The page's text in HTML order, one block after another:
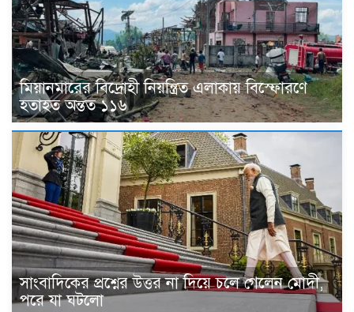
মিয়ানমারের বিদ্রোহী নিয়ন্ত্রিত এলাকায় বিস্ফোরণে
হতাহত অন্তত ১১৬
সাংবাদিকের প্রশ্নের উত্তর না দিয়ে চলে গেলেন মোদী,
পরে যা ঘটলো